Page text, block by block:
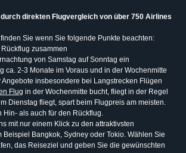
direkten Flugvergleich von über 750 Airlines
Sie wenn Sie folgende Punkte beachten:
zusammen
von Samstag auf Sonntag ein
ca. 2-3 Monate im Voraus und in der Wochenmitte
Angebote insbesondere bei Langstrecken Flügen
Flug in der Wochenmitte bucht, fliegt in der Regel
Dienstag fliegt, spart beim Flugpreis am meisten.
Hin- als auch für den Rückflug.
mit nur einem Klick zu den attraktivsten
Beispiel Bangkok, Sydney oder Tokio. Wählen Sie
das Reiseziel und geben Sie die gewünschten